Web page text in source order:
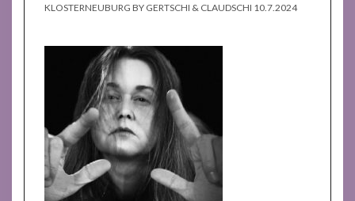
KLOSTERNEUBURG BY GERTSCHI & CLAUDSCHI 10.7.2024